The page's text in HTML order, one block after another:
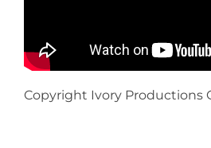
Copyright Ivory Productions